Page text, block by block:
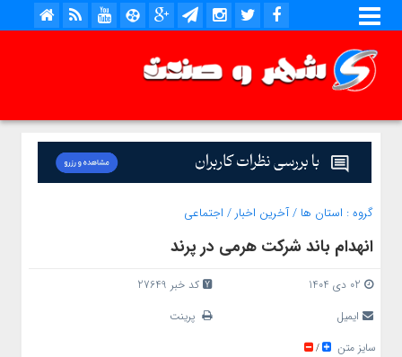
گروه : استان ها /آخرین اخبار / اجتماعی
انهدام باند شرکت هرمی در پرند
02 دی 1404
کد خبر 27649
ایمیل
پرینت
سایز متن
/